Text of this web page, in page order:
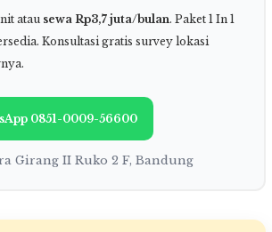
atau sewa Rp3,7 juta/bulan. Paket 1 In 1
Konsultasi gratis survey lokasi
0851-0009-56600
Girang II Ruko 2 F, Bandung